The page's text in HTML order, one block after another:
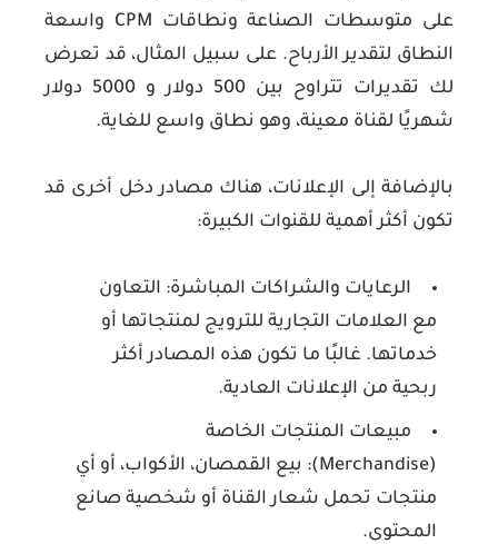
على متوسطات الصناعة ونطاقات CPM واسعة
النطاق لتقدير الأرباح. على سبيل المثال، قد تعرض
لك تقديرات تتراوح بين 500 دولار و 5000 دولار
شهريًا لقناة معينة، وهو نطاق واسع للغاية.
بالإضافة إلى الإعلانات، هناك مصادر دخل أخرى قد
تكون أكثر أهمية للقنوات الكبيرة:
الرعايات والشراكات المباشرة: التعاون
مع العلامات التجارية للترويج لمنتجاتها أو
خدماتها. غالبًا ما تكون هذه المصادر أكثر
ربحية من الإعلانات العادية.
مبيعات المنتجات الخاصة
(Merchandise):
بيع القمصان، الأكواب، أو أي
منتجات تحمل شعار القناة أو شخصية صانع
المحتوى.